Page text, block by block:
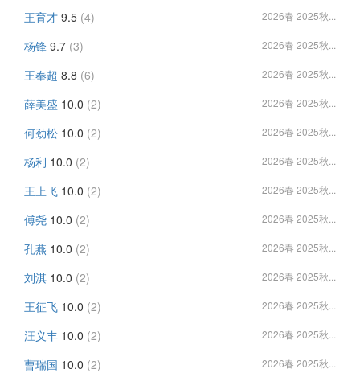
王育才 9.5 (4) 2026春 2025秋...
杨锋 9.7 (3) 2026春 2025秋...
王奉超 8.8 (6) 2026春 2025秋...
薛美盛 10.0 (2) 2026春 2025秋...
何劲松 10.0 (2) 2026春 2025秋...
杨利 10.0 (2) 2026春 2025秋...
王上飞 10.0 (2) 2026春 2025秋...
傅尧 10.0 (2) 2026春 2025秋...
孔燕 10.0 (2) 2026春 2025秋...
刘淇 10.0 (2) 2026春 2025秋...
王征飞 10.0 (2) 2026春 2025秋...
汪义丰 10.0 (2) 2026春 2025秋...
曹瑞国 10.0 (2) 2026春 2025秋...